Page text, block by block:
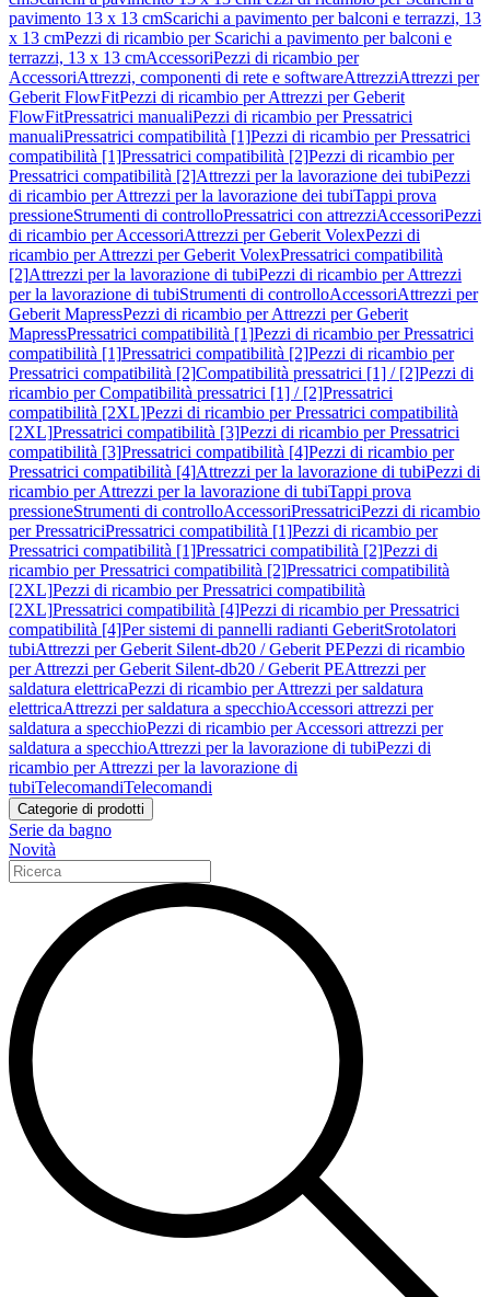
pavimento 13 x 13 cmScarichi a pavimento per balconi e terrazzi, 13
x 13 cmPezzi di ricambio per Scarichi a pavimento per balconi e
terrazzi, 13 x 13 cmAccessoriPezzi di ricambio per
AccessoriAttrezzi, componenti di rete e softwareAttrezziAttrezzi per
Geberit FlowFitPezzi di ricambio per Attrezzi per Geberit
FlowFitPressatrici manualiPezzi di ricambio per Pressatrici
manualiPressatrici compatibilità [1]Pezzi di ricambio per Pressatrici
compatibilità [1]Pressatrici compatibilità [2]Pezzi di ricambio per
Pressatrici compatibilità [2]Attrezzi per la lavorazione dei tubiPezzi
di ricambio per Attrezzi per la lavorazione dei tubiTappi prova
pressioneStrumenti di controlloPressatrici con attrezziAccessoriPezzi
di ricambio per AccessoriAttrezzi per Geberit VolexPezzi di
ricambio per Attrezzi per Geberit VolexPressatrici compatibilità
[2]Attrezzi per la lavorazione di tubiPezzi di ricambio per Attrezzi
per la lavorazione di tubiStrumenti di controlloAccessoriAttrezzi per
Geberit MapressPezzi di ricambio per Attrezzi per Geberit
MapressPressatrici compatibilità [1]Pezzi di ricambio per Pressatrici
compatibilità [1]Pressatrici compatibilità [2]Pezzi di ricambio per
Pressatrici compatibilità [2]Compatibilità pressatrici [1] / [2]Pezzi di
ricambio per Compatibilità pressatrici [1] / [2]Pressatrici
compatibilità [2XL]Pezzi di ricambio per Pressatrici compatibilità
[2XL]Pressatrici compatibilità [3]Pezzi di ricambio per Pressatrici
compatibilità [3]Pressatrici compatibilità [4]Pezzi di ricambio per
Pressatrici compatibilità [4]Attrezzi per la lavorazione di tubiPezzi di
ricambio per Attrezzi per la lavorazione di tubiTappi prova
pressioneStrumenti di controlloAccessoriPressatriciPezzi di ricambio
per PressatriciPressatrici compatibilità [1]Pezzi di ricambio per
Pressatrici compatibilità [1]Pressatrici compatibilità [2]Pezzi di
ricambio per Pressatrici compatibilità [2]Pressatrici compatibilità
[2XL]Pezzi di ricambio per Pressatrici compatibilità
[2XL]Pressatrici compatibilità [4]Pezzi di ricambio per Pressatrici
compatibilità [4]Per sistemi di pannelli radianti GeberitSrotolatori
tubiAttrezzi per Geberit Silent-db20 / Geberit PEPezzi di ricambio
per Attrezzi per Geberit Silent-db20 / Geberit PEAttrezzi per
saldatura elettricaPezzi di ricambio per Attrezzi per saldatura
elettricaAttrezzi per saldatura a specchioAccessori attrezzi per
saldatura a specchioPezzi di ricambio per Accessori attrezzi per
saldatura a specchioAttrezzi per la lavorazione di tubiPezzi di
ricambio per Attrezzi per la lavorazione di
tubiTelecomandiTelecomandi
Categorie di prodotti
Serie da bagno
Novità